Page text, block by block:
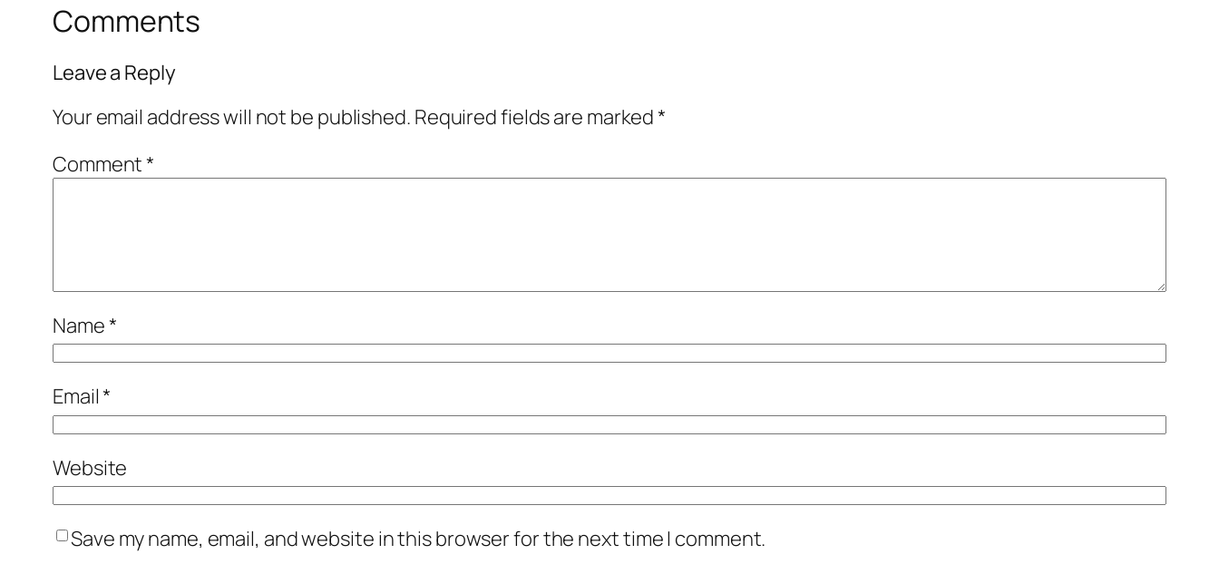
Comments
Leave a Reply
Your email address will not be published. Required fields are marked*
Comment*
Name*
Email*
Website
Save my name, email, and website in this browser for the next time I comment.